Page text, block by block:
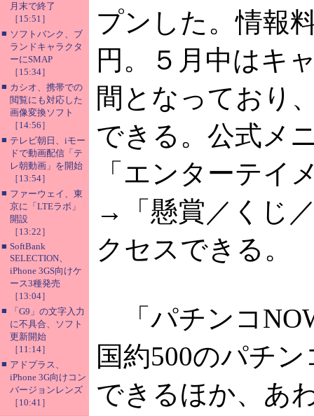
月末で終了
［15:51］
■ ソフトバンク、ブ
ランドキャラクタ
ーにSMAP
［15:34］
■ カシオ、携帯での
閲覧にも対応した
画像変換ソフト
［14:56］
■ テレビ朝日、iモー
ドで動画配信「テ
レ朝動画」を開始
［13:54］
■ ファーウェイ、東
京に「LTEラボ」
開設
［13:22］
■ SoftBank
SELECTION、
iPhone 3GS向けケ
ース3種発売
［13:04］
■
「G9」の文字入力
に不具合、ソフト
更新開始
［11:14］
■ アドプラス、
iPhone 3G向けコン
バージョンレンズ
［10:41］
プンした。情報
円。５月中はキ
間となっており
できる。公式メ
「エンターテイ
→「懸賞／くじ
クセスできる。
「パチンコ
国約500のパチ
できるほか、あ